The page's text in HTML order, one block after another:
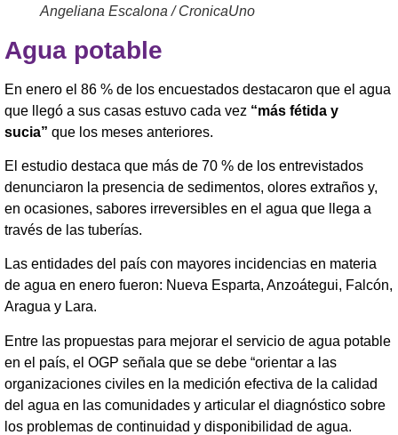
Angeliana Escalona / CronicaUno
Agua potable
En enero el 86 % de los encuestados destacaron que el agua
que llegó a sus casas estuvo cada vez “más fétida y
sucia” que los meses anteriores.
El estudio destaca que más de 70 % de los entrevistados
denunciaron la presencia de sedimentos, olores extraños y,
en ocasiones, sabores irreversibles en el agua que llega a
través de las tuberías.
Las entidades del país con mayores incidencias en materia
de agua en enero fueron: Nueva Esparta, Anzoátegui, Falcón,
Aragua y Lara.
Entre las propuestas para mejorar el servicio de agua potable
en el país, el OGP señala que se debe “orientar a las
organizaciones civiles en la medición efectiva de la calidad
del agua en las comunidades y articular el diagnóstico sobre
los problemas de continuidad y disponibilidad de agua.